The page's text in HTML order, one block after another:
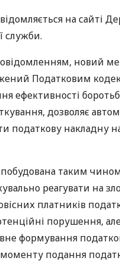
на сайті
служби.
новий
Податковим
ефективності
дозволяє
податкову накладну
таким
реагувати на
платників
порушення,
формування
подання